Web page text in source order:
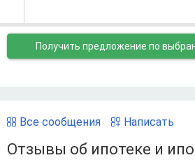
Получить предложение по
Все сообщения Написать
Отзывы об ипотеке и